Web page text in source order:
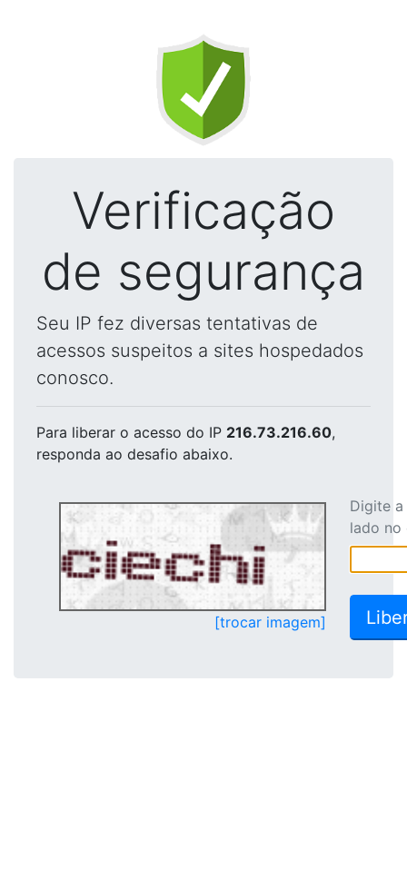
Verificação
de segurança
Seu IP fez diversas tentativas de
acessos suspeitos a sites hospedados
conosco.
Para liberar o acesso do IP 216.73.216.60,
responda ao desafio abaixo.
[trocar imagem]
Digite
lado no